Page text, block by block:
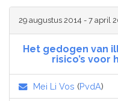
29 augustus 2014 - 7 april
Het gedogen van
risico’s
Mei Li Vos (PvdA)